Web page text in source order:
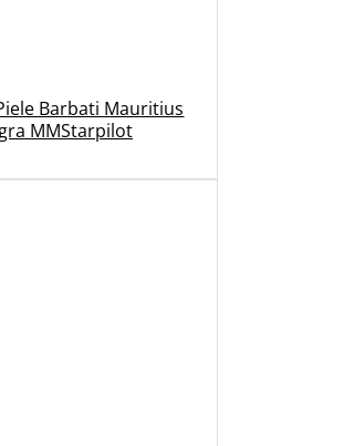
Barbati Mauritius
MMStarpilot